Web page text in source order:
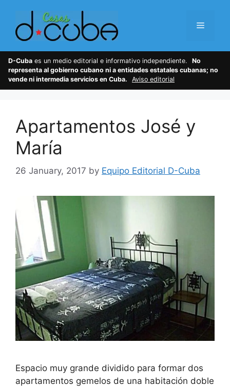
content
Menu
D-Cuba es un medio editorial e informativo independiente.
No
representa al gobierno cubano ni a entidades estatales cubanas; no
vende ni intermedia servicios en Cuba.
Aviso editorial
Apartamentos José y
María
26 January, 2017 by Equipo Editorial D-Cuba
Espacio muy grande dividido para formar dos
apartamentos gemelos de una habitación doble